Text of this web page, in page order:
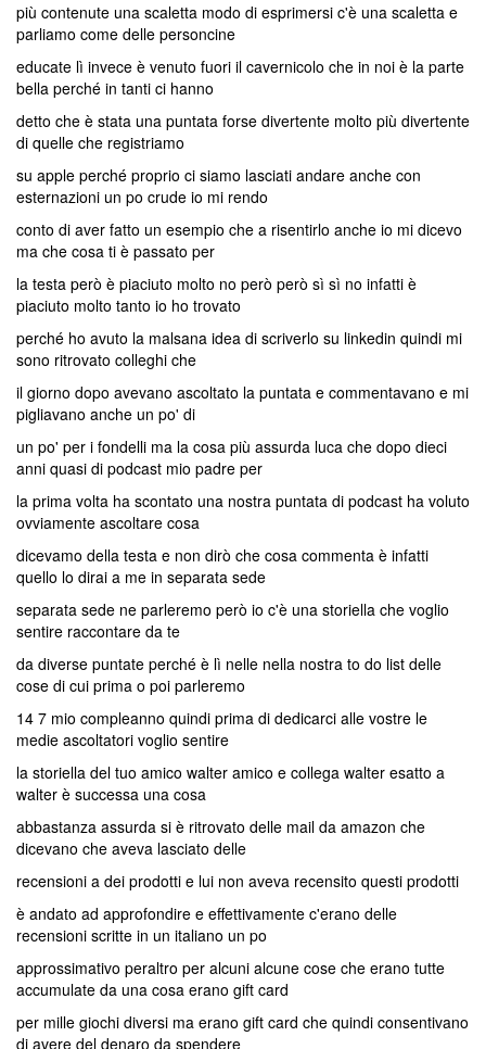
più contenute una scaletta modo di esprimersi c'è una scaletta e
parliamo come delle personcine
educate lì invece è venuto fuori il cavernicolo che in noi è la parte
bella perché in tanti ci hanno
detto che è stata una puntata forse divertente molto più divertente
di quelle che registriamo
su apple perché proprio ci siamo lasciati andare anche con
esternazioni un po crude io mi rendo
conto di aver fatto un esempio che a risentirlo anche io mi dicevo
ma che cosa ti è passato per
la testa però è piaciuto molto no però però sì sì no infatti è
piaciuto molto tanto io ho trovato
perché ho avuto la malsana idea di scriverlo su linkedin quindi mi
sono ritrovato colleghi che
il giorno dopo avevano ascoltato la puntata e commentavano e mi
pigliavano anche un po' di
un po' per i fondelli ma la cosa più assurda luca che dopo dieci
anni quasi di podcast mio padre per
la prima volta ha scontato una nostra puntata di podcast ha voluto
ovviamente ascoltare cosa
dicevamo della testa e non dirò che cosa commenta è infatti
quello lo dirai a me in separata sede
separata sede ne parleremo però io c'è una storiella che voglio
sentire raccontare da te
da diverse puntate perché è lì nelle nella nostra to do list delle
cose di cui prima o poi parleremo
14 7 mio compleanno quindi prima di dedicarci alle vostre le
medie ascoltatori voglio sentire
la storiella del tuo amico walter amico e collega walter esatto a
walter è successa una cosa
abbastanza assurda si è ritrovato delle mail da amazon che
dicevano che aveva lasciato delle
recensioni a dei prodotti e lui non aveva recensito questi prodotti
è andato ad approfondire e effettivamente c'erano delle
recensioni scritte in un italiano un po
approssimativo peraltro per alcuni alcune cose che erano tutte
accumulate da una cosa erano gift card
per mille giochi diversi ma erano gift card che quindi consentivano
di avere del denaro da spendere